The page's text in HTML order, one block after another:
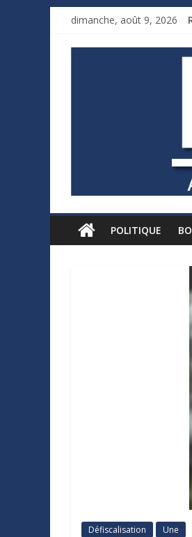
dimanche, août 9, 2026
POLITIQUE
Défiscalisation Une